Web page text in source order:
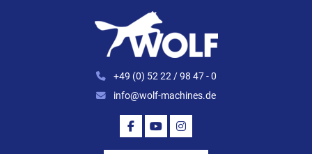
+49 (0) 52 22 / 98 47 - 0
info@wolf-machines.de
FACEBOOK
YOUTUBEINSTAGRAM